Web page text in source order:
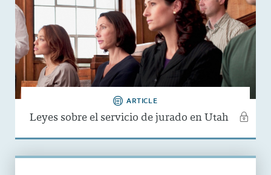
ARTICLE
Leyes sobre el servicio de jurado en Utah